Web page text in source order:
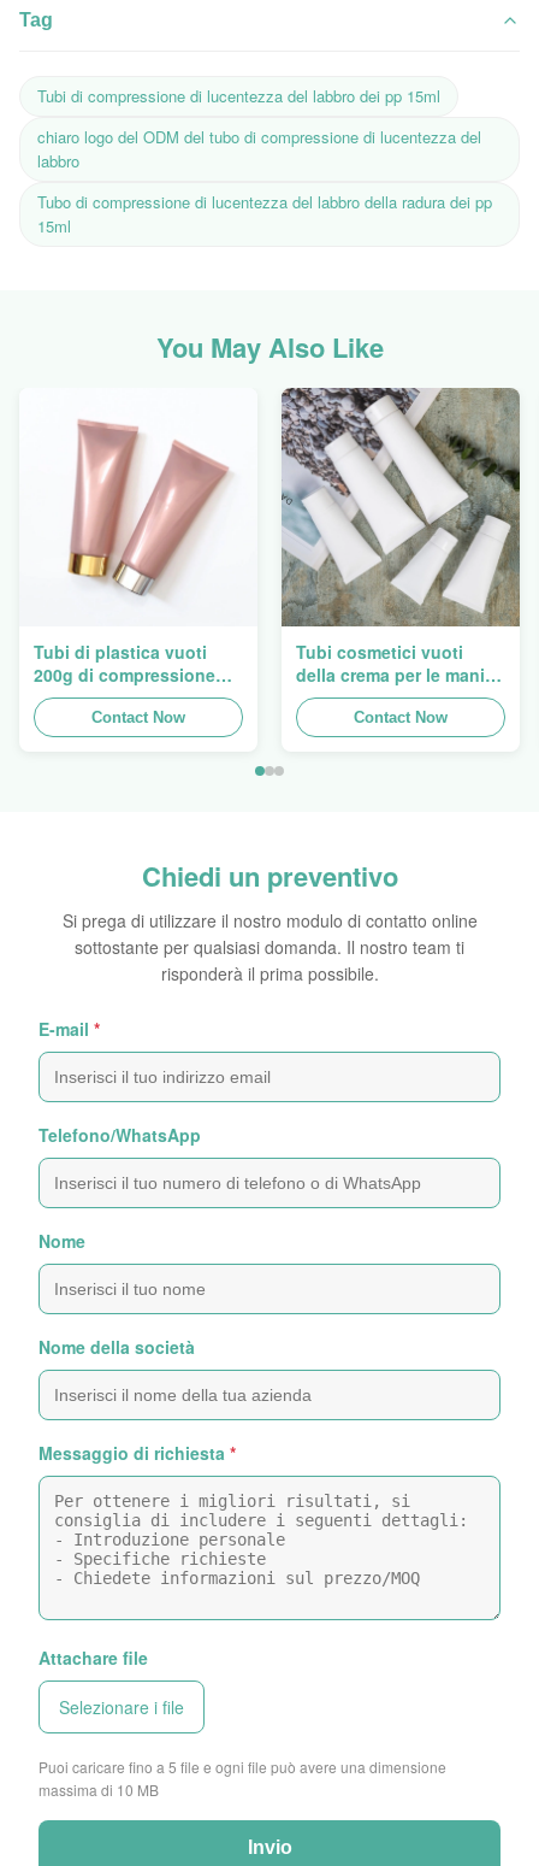
Tag
Tubi di compressione di lucentezza del labbro dei pp 15ml
chiaro logo del ODM del tubo di compressione di lucentezza del
labbro
Tubo di compressione di lucentezza del labbro della radura dei pp
15ml
You May Also Like
Tubi di plastica vuoti
200g di compressione
della lozione di Flip Cap
Screw Lid Pink
Contact Now
Tubi cosmetici vuoti
della crema per le mani
ovale eccellente che
imballano 5ml a 150ml
Contact Now
Chiedi un preventivo
Si prega di utilizzare il nostro modulo di contatto online
sottostante per qualsiasi domanda. Il nostro team ti
risponderà il prima possibile.
E-mail *
Telefono/WhatsApp
Nome
Nome della società
Messaggio di richiesta *
Attachare file
Selezionare i file
Puoi caricare fino a 5 file e ogni file può avere una dimensione
massima di 10 MB
Invio